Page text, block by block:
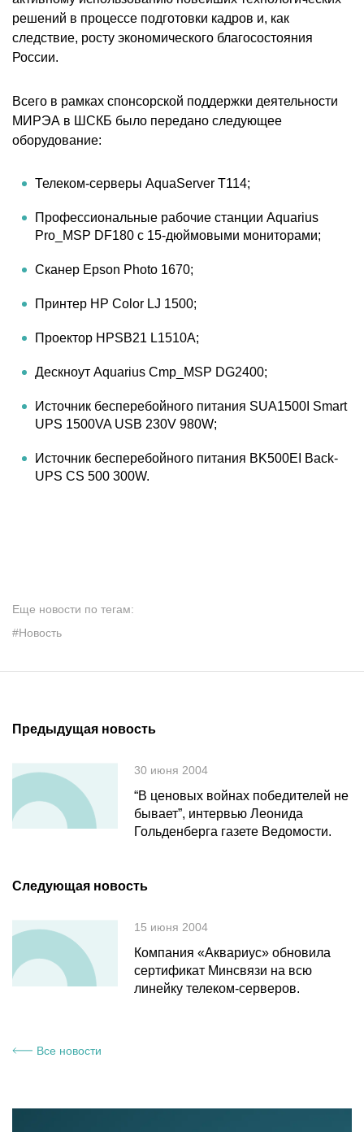
решений в процессе подготовки кадров и, как
следствие, росту экономического благосостояния
России.
Всего в рамках спонсорской поддержки деятельности
МИРЭА в ШСКБ было передано следующее
оборудование:
Телеком-серверы AquaServer T114;
Профессиональные рабочие станции Aquarius
Pro_MSP DF180 c 15-дюймовыми мониторами;
Сканер Epson Photo 1670;
Принтер HP Color LJ 1500;
Проектор HPSB21 L1510A;
Дескноут Aquarius Cmp_MSP DG2400;
Источник бесперебойного питания SUA1500I Smart
UPS 1500VA USB 230V 980W;
Источник бесперебойного питания BK500EI Back-
UPS CS 500 300W.
Еще новости по тегам:
#Новость
Предыдущая новость
30 июня 2004
“В ценовых войнах победителей не
бывает”, интервью Леонида
Гольденберга газете Ведомости.
Следующая новость
15 июня 2004
Компания «Аквариус» обновила
сертификат Минсвязи на всю
линейку телеком-серверов.
Все новости